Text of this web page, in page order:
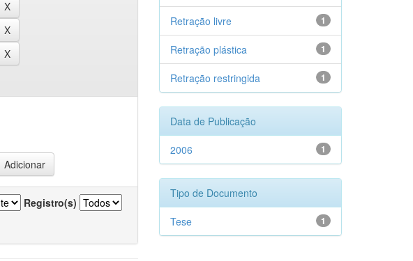
Registro(s)
1
Retração livre
1
Retração plástica
1
Retração restringida
Data de Publicação
1
2006
Tipo de Documento
1
Tese